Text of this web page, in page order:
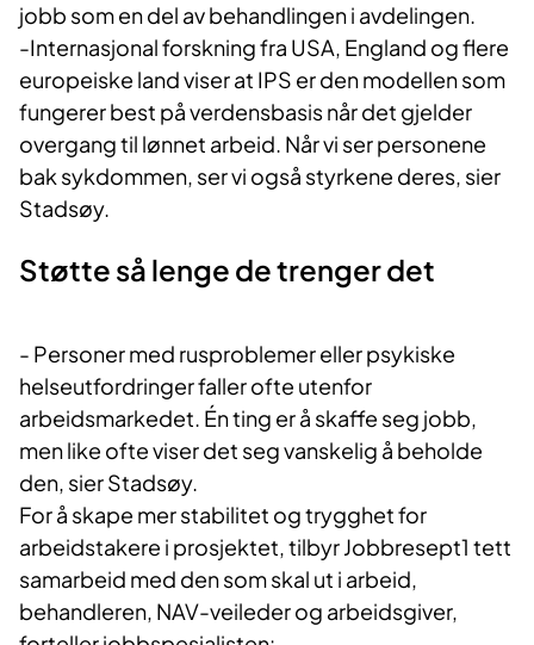
jobb som en del av behandlingen i avdelingen.
-Internasjonal forskning fra USA, England og flere
europeiske land viser at IPS er den modellen som
fungerer best på verdensbasis når det gjelder
overgang til lønnet arbeid. Når vi ser personene
bak sykdommen, ser vi også styrkene deres, sier
Stadsøy.
Støtte så lenge de trenger det
- Personer med rusproblemer eller psykiske
helseutfordringer faller ofte utenfor
arbeidsmarkedet. Én ting er å skaffe seg jobb,
men like ofte viser det seg vanskelig å beholde
den, sier Stadsøy.
For å skape mer stabilitet og trygghet for
arbeidstakere i prosjektet, tilbyr Jobbresept1 tett
samarbeid med den som skal ut i arbeid,
behandleren, NAV-veileder og arbeidsgiver,